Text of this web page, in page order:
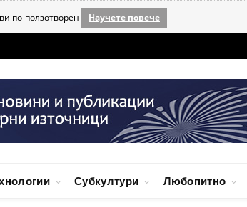
по-ползотворен Научете повече
Субкултури Любопитно